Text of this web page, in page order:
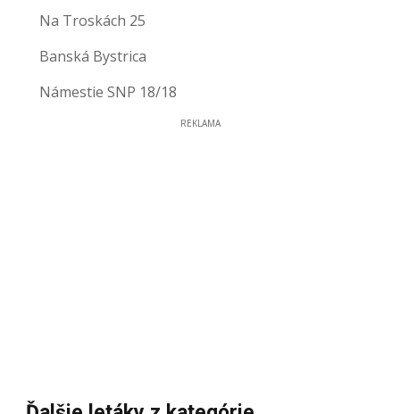
Na Troskách 25
Banská Bystrica
Námestie SNP 18/18
REKLAMA